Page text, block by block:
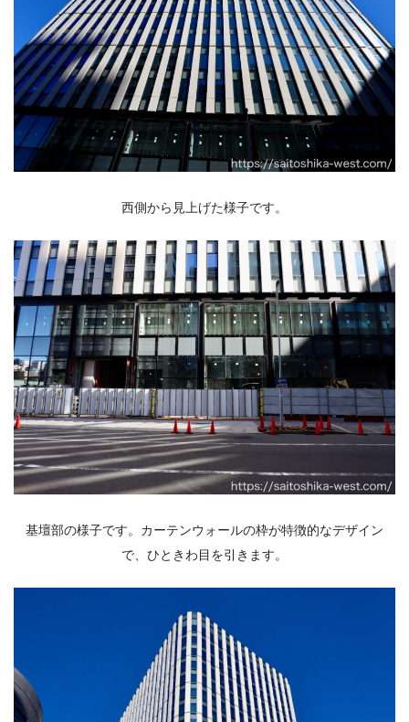
西側から見上げた様子です。
基壇部の様子です。カーテンウォールの枠が特徴的なデザイン
で、ひときわ目を引きます。